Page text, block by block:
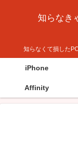
知らなき
知らなくて損した
iPhone
Affinity